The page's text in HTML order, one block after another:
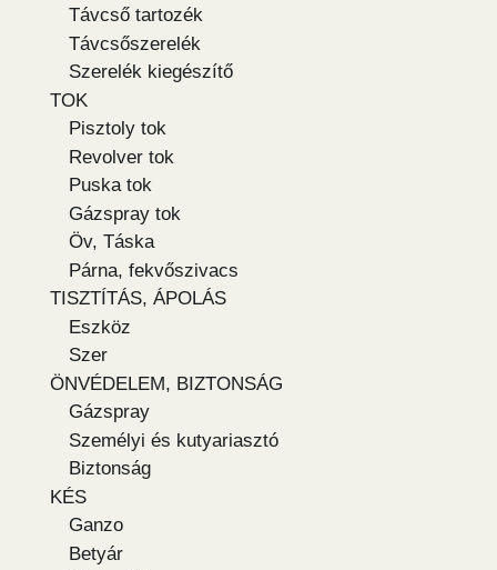
Távcső tartozék
Távcsőszerelék
Szerelék kiegészítő
TOK
Pisztoly tok
Revolver tok
Puska tok
Gázspray tok
Öv, Táska
Párna, fekvőszivacs
TISZTÍTÁS, ÁPOLÁS
Eszköz
Szer
ÖNVÉDELEM, BIZTONSÁG
Gázspray
Személyi és kutyariasztó
Biztonság
KÉS
Ganzo
Betyár